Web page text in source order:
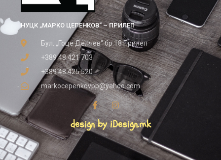
НУЦК „МАРКО ЦЕПЕНКОВ“ – ПРИЛЕП
Бул. „Гоце Делчев“ бр.18 Прилеп
+389 48 421 703
+389 48 425 520
markocepenkovpp@yahoo.com
design by iDesign.mk